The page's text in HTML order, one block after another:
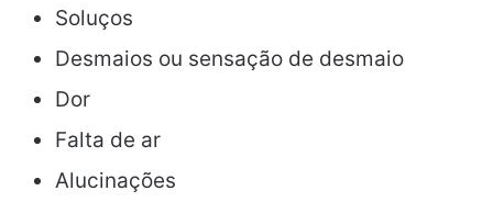
Soluços
Desmaios ou sensação de desmaio
Dor
Falta de ar
Alucinações